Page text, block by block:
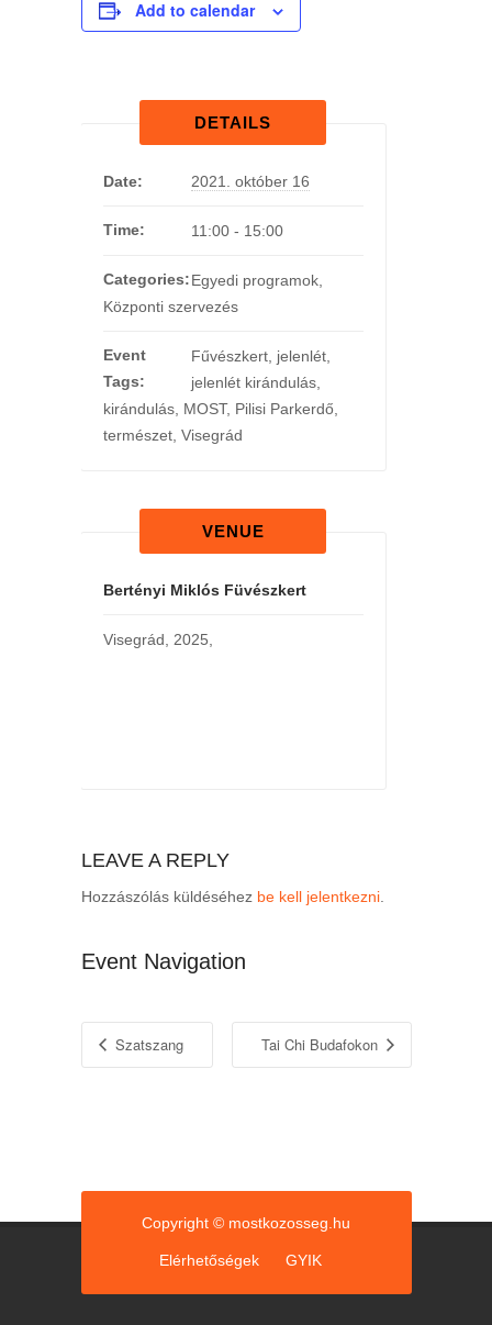
Add to calendar
DETAILS
Date: 2021. október 16
Time: 11:00 - 15:00
Categories:Egyedi programok,
Központi szervezés
Event
Tags:
Fűvészkert, jelenlét,
jelenlét kirándulás,
kirándulás, MOST, Pilisi Parkerdő,
természet, Visegrád
VENUE
Bertényi Miklós Füvészkert
Visegrád 2025
LEAVE A REPLY
Hozzászólás küldéséhez be kell jelentkezni.
Event Navigation
Szatszang Tai Chi Budafokon
Copyright © mostkozosseg.hu
Elérhetőségek GYIK